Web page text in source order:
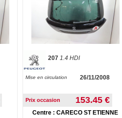
207 1.4 HDI
Mise en circulation 26/11/2008
Prix occasion 153.45 €
Centre : CARECO ST ETIENNE